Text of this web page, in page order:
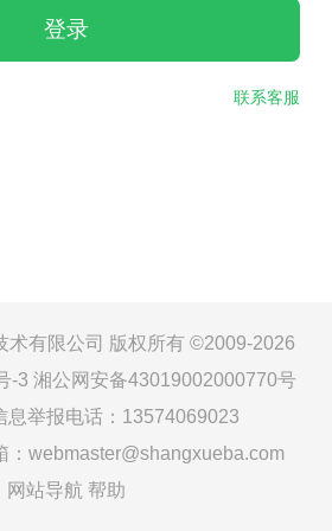
登录
联系客服
术有限公司 版权所有 ©2009-2026
-3 湘公网安备43019002000770号
息举报电话：13574069023
：webmaster@shangxueba.com
网站导航 帮助